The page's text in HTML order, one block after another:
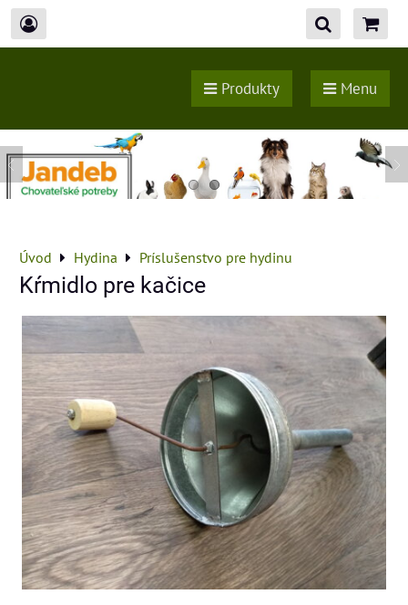
Produkty Menu
Úvod Hydina Príslušenstvo pre hydinu
Kŕmidlo pre kačice